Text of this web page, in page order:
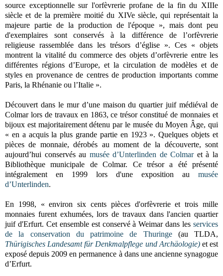
source exceptionnelle sur l'orfèvrerie profane de la fin du XIIIe
siècle et de la première moitié du XIVe siècle, qui représentait la
majeure partie de la production de l'époque », mais dont peu
d'exemplaires sont conservés à la différence de l’orfèvrerie
religieuse rassemblée dans les trésors d’église ». Ces « objets
montrent la vitalité du commerce des objets d’orfèvrerie entre les
différentes régions d’Europe, et la circulation de modèles et de
styles en provenance de centres de production importants comme
Paris, la Rhénanie ou l’Italie ».
Découvert dans le mur d’une maison du quartier juif médiéval de
Colmar lors de travaux en 1863, ce trésor constitué de monnaies et
bijoux est majoritairement détenu par le musée du Moyen Âge, qui
« en a acquis la plus grande partie en 1923 ». Quelques objets et
pièces de monnaie, dérobés au moment de la découverte, sont
aujourd’hui conservés au musée d’Unterlinden de Colmaret à la
Bibliothèque municipale de Colmar. Ce trésor a été présenté
intégralement en 1999 lors d'une exposition au musée
d’Unterlinden.
En 1998, « environ six cents pièces d'orfèvrerie et trois mille
monnaies furent exhumées, lors de travaux dans l'ancien quartier
juif d'Erfurt. Cet ensemble est conservé à Weimar dans les services
de la conservation du patrimoine de Thuringe(au TLDA,
Thürigisches Landesamt für Denkmalpflege und Archäologie)et est
exposé depuis 2009 en permanence à dans une ancienne synagogue
d’Erfurt.